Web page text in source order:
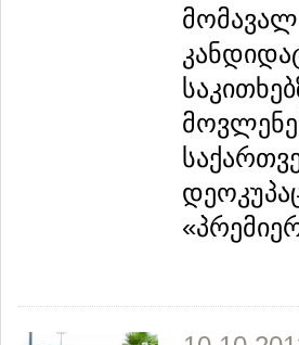
მომავალ